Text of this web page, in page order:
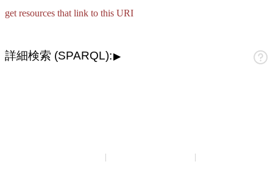
get resources that link to this URI
詳細検索 (SPARQL):▶